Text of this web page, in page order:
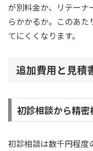
が別料金か、リテーナ
らかかるか。このあ
てにくくなります。
追加費用と見積
初診相談から精密
初診相談は数千円程度